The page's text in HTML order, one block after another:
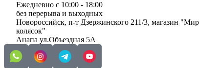
Ежедневно с 10:00 - 18:00
без перерыва и выходных
Новороссийск, п-т Дзержинского 211/3, магазин "Мир
колясок"
Анапа ул.Объездная 5А